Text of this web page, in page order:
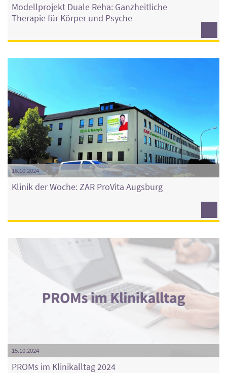
Modellprojekt Duale Reha: Ganzheitliche
Therapie für Körper und Psyche
16.10.2024
Klinik der Woche: ZAR ProVita Augsburg
15.10.2024
PROMs im Klinikalltag 2024